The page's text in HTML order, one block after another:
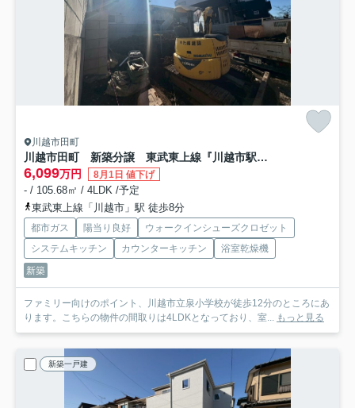
川越市田町
川越市田町 新築分譲 東武東上線『川越市駅』徒歩8分 【泉小学区】
6,099万円 8月1日 値下げ
- / 105.68㎡ / 4LDK /予定
東武東上線「川越市」駅 徒歩8分
都市ガス 陽当り良好
ウォークインシューズクロゼット
システムキッチン
カウンターキッチン
浴室乾燥機
新築
ファミリー向けのポイント、川越市立泉小学校が徒歩12分のところにあ
ります。こちらの物件の間取りは4LDKとなっており、室... もっと見る
新築一戸建